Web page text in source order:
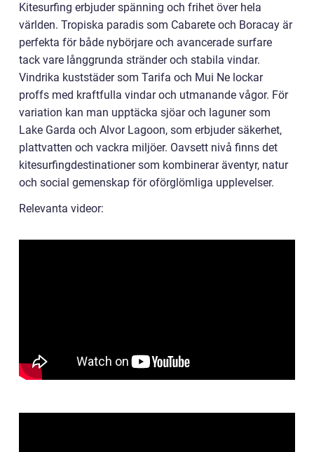
Kitesurfing erbjuder spänning och frihet över hela
världen. Tropiska paradis som Cabarete och Boracay är
perfekta för både nybörjare och avancerade surfare
tack vare långgrunda stränder och stabila vindar.
Vindrika kuststäder som Tarifa och Mui Ne lockar
proffs med kraftfulla vindar och utmanande vågor. För
variation kan man upptäcka sjöar och laguner som
Lake Garda och Alvor Lagoon, som erbjuder säkerhet,
plattvatten och vackra miljöer. Oavsett nivå finns det
kitesurfingdestinationer som kombinerar äventyr, natur
och social gemenskap för oförglömliga upplevelser.
Relevanta videor: